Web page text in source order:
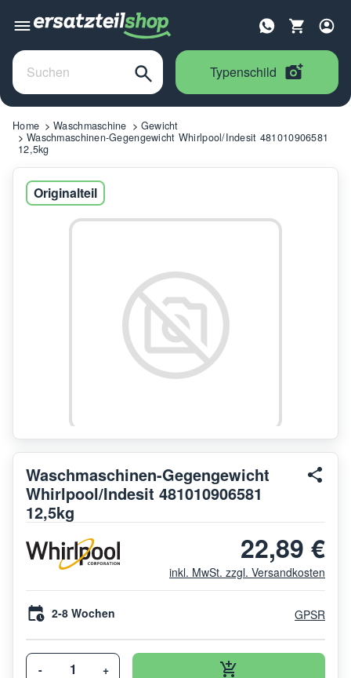
Typenschild
Home Waschmaschine
Gewicht
Waschmaschinen-Gegengewicht Whirlpool/Indesit 481010906581
12,5kg
Originalteil
Waschmaschinen-Gegengewicht
Whirlpool/Indesit 481010906581
12,5kg
22,89 €
inkl. MwSt. zzgl. Versandkosten
2-8 Wochen GPSR
- +